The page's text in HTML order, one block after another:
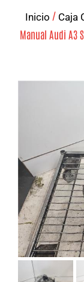
Inicio / Caja
Manual Audi A3